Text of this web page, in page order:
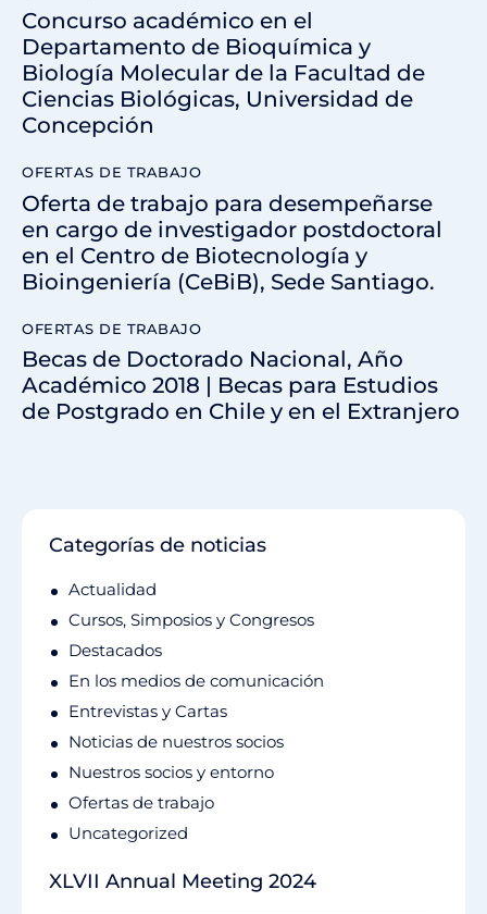
Concurso académico en el
Departamento de Bioquímica y
Biología Molecular de la Facultad de
Ciencias Biológicas, Universidad de
Concepción
OFERTAS DE TRABAJO
Oferta de trabajo para desempeñarse
en cargo de investigador postdoctoral
en el Centro de Biotecnología y
Bioingeniería (CeBiB), Sede Santiago.
OFERTAS DE TRABAJO
Becas de Doctorado Nacional, Año
Académico 2018 | Becas para Estudios
de Postgrado en Chile y en el Extranjero
Categorías de noticias
Actualidad
Cursos, Simposios y Congresos
Destacados
En los medios de comunicación
Entrevistas y Cartas
Noticias de nuestros socios
Nuestros socios y entorno
Ofertas de trabajo
Uncategorized
XLVII Annual Meeting 2024